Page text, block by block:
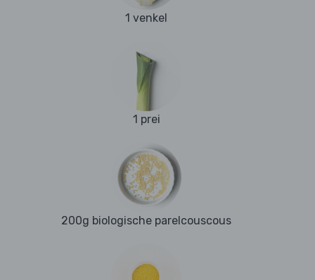
1 venkel
1 prei
200g biologische parelcouscous